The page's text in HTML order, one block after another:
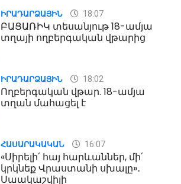
ԻՐԱԴԱՐՁԱՅԻՆ 18:07
ԲԱՑԱՌԻԿ տեսանյութ 18-ամյա
տղայի ողբերգական վթարից
ԻՐԱԴԱՐՁԱՅԻՆ 18:02
Ողբերգական վթար. 18-ամյա
տղան մահացել է
ՀԱՍԱՐԱԿԱԿԱՆ 16:07
«Սիրելի՛ հայ հարևաններ, մի՛
կրկնեք Վրաստանի սխալը»․
Սաակաշվիլի